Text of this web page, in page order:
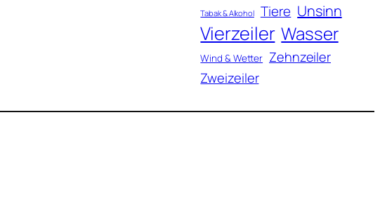
Tabak & Alkohol Tiere Unsinn
Vierzeiler Wasser
Wind & Wetter Zehnzeiler
Zweizeiler